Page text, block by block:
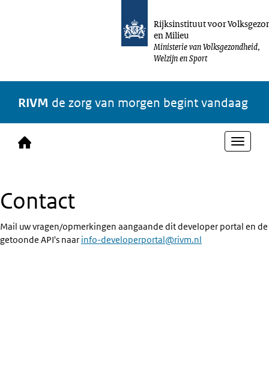
Rijksinstituut voor
en Milieu
Ministerie van Volksgezondheid,
Welzijn en Sport
RIVM de zorg van morgen begint vandaag
Contact
Mail uw vragen/opmerkingen aangaande dit developer portal en de
getoonde API's naar info-developerportal@rivm.nl